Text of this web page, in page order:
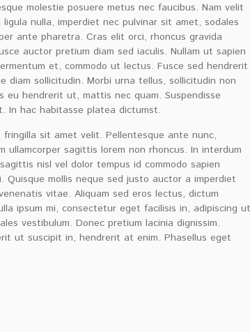
molestie posuere metus nec faucibus. Nam velit
nulla, imperdiet nec pulvinar sit amet, sodales
ante pharetra. Cras elit orci, rhoncus gravida
auctor pretium diam sed iaculis. Nullam ut sapien
et, commodo ut lectus. Fusce sed hendrerit
diam sollicitudin. Morbi urna tellus, sollicitudin non
eu hendrerit ut, mattis nec quam. Suspendisse
In hac habitasse platea dictumst.
sit amet velit. Pellentesque ante nunc,
sagittis lorem non rhoncus. In interdum
nisl vel dolor tempus id commodo sapien
Quisque mollis neque sed justo auctor a imperdiet
vitae. Aliquam sed eros lectus, dictum
ipsum mi, consectetur eget facilisis in, adipiscing ut
vestibulum. Donec pretium lacinia dignissim.
ut suscipit in, hendrerit at enim. Phasellus eget